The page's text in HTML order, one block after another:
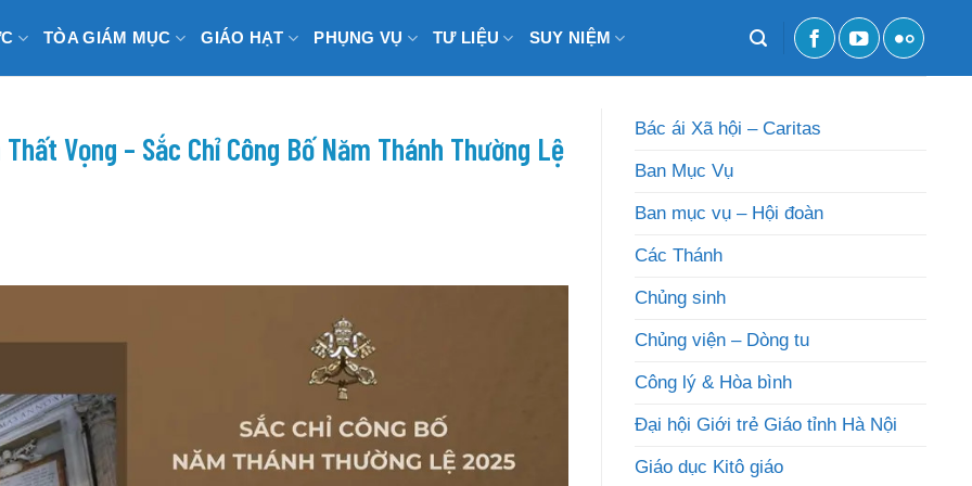
TÒA GIÁM MỤC GIÁO HẠT PHỤNG VỤ TƯ LIỆU SUY NIỆM
Vọng – Sắc Chỉ Công Bố Năm Thánh Thường Lệ
Bác ái Xã hội – Caritas
Ban Mục Vụ
Ban mục vụ – Hội đoàn
Các Thánh
Chủng sinh
Chủng viện – Dòng tu
Công lý & Hòa bình
Đại hội Giới trẻ Giáo tỉnh Hà Nội
Giáo dục Kitô giáo